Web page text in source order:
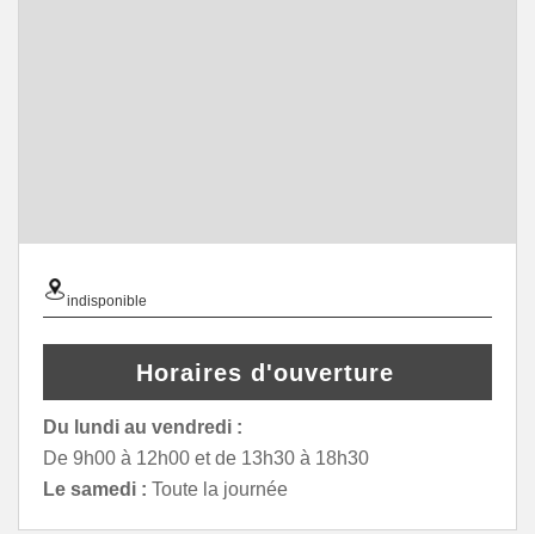
indisponible
Horaires d'ouverture
Du lundi au vendredi :
De 9h00 à 12h00 et de 13h30 à 18h30
Le samedi : Toute la journée